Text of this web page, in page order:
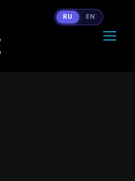
RU EN